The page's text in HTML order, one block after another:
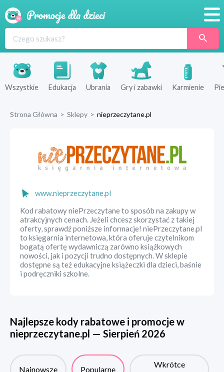
Produkty
Sklepy
Wszystkie Edukacja Ubrania Gry i zabawki Karmienie
Strona Główna > Sklepy > nieprzeczytane.pl
www.nieprzeczytane.pl
Kod rabatowy niePrzeczytane to sposób na zakupy w
atrakcyjnych cenach. Jeżeli chcesz skorzystać z takiej
oferty, sprawdź poniższe informacje! niePrzeczytane.pl
to księgarnia internetowa, która oferuje czytelnikom
bogatą ofertę wydawniczą zarówno książkowych
nowości, jak i pozycji trudno dostępnych. W sklepie
dostępne są też edukacyjne książeczki dla dzieci, baśnie
i podręczniki szkolne.
Najlepsze kody rabatowe i promocje w
nieprzeczytane.pl — Sierpień 2026
Najnowsze Popularne
Wkrótce